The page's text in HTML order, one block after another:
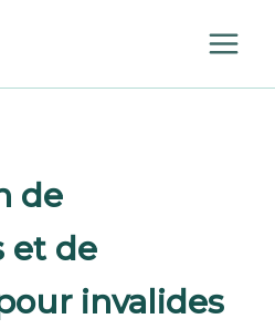
de
et de
invalides